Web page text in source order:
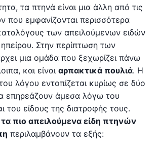
τα πτηνά είναι μια άλλη από τις
που εμφανίζονται περισσότερα
των απειλούμενων ειδών
Στην περίπτωση των
μια ομάδα που ξεχωρίζει πάνω
και είναι αρπακτικά πουλιά. Η
λόγου εντοπίζεται κυρίως σε δύο
επηρεάζουν άμεσα λόγω του
του είδους της διατροφής τους.
τα πιο απειλούμενα είδη πτηνών
περιλαμβάνουν τα εξής: